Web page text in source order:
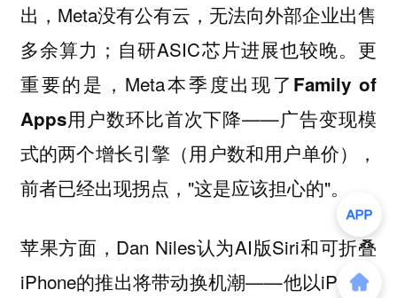
出，Meta没有公有云，无法向外部企业出售
多余算力；自研ASIC芯片进展也较晚。更
重要的是，Meta本季度出现了 Family of
Apps用户数环比首次下降——广告变现模
式的两个增长引擎（用户数和用户单价），
前者已经出现拐点，"这是应该担心的"。
苹果方面，Dan Niles认为AI版Siri和可折叠
iPhone的推出将带动换机潮——他以iPhone